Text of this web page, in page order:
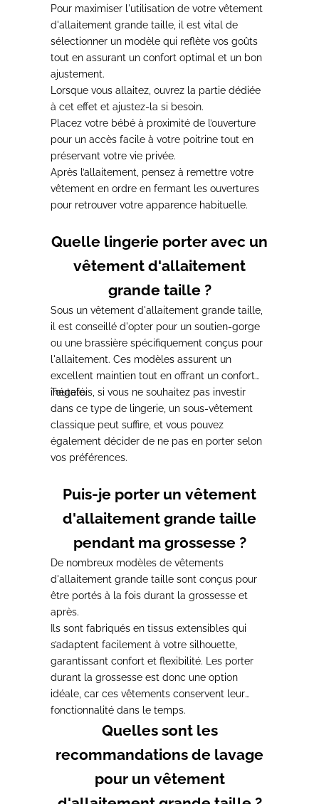
Pour maximiser l'utilisation de votre vêtement
d'allaitement grande taille, il est vital de
sélectionner un modèle qui reflète vos goûts
tout en assurant un confort optimal et un bon
ajustement.
Lorsque vous allaitez, ouvrez la partie dédiée
à cet effet et ajustez-la si besoin.
Placez votre bébé à proximité de l’ouverture
pour un accès facile à votre poitrine tout en
préservant votre vie privée.
Après l’allaitement, pensez à remettre votre
vêtement en ordre en fermant les ouvertures
pour retrouver votre apparence habituelle.
Quelle lingerie porter avec un
vêtement d'allaitement
grande taille ?
Sous un vêtement d'allaitement grande taille,
il est conseillé d'opter pour un soutien-gorge
ou une brassière spécifiquement conçus pour
l'allaitement. Ces modèles assurent un
excellent maintien tout en offrant un confort
inégalé.
Toutefois, si vous ne souhaitez pas investir
dans ce type de lingerie, un sous-vêtement
classique peut suffire , et vous pouvez
également décider de ne pas en porter selon
vos préférences.
Puis-je porter un vêtement
d'allaitement grande taille
pendant ma grossesse ?
De nombreux modèles de vêtements
d'allaitement grande taille sont conçus pour
être portés à la fois durant la grossesse et
après.
Ils sont fabriqués en tissus extensibles qui
s’adaptent facilement à votre silhouette,
garantissant confort et flexibilité. Les porter
durant la grossesse est donc une option
idéale, car ces vêtements conservent leur
fonctionnalité dans le temps.
Quelles sont les
recommandations de lavage
pour un vêtement